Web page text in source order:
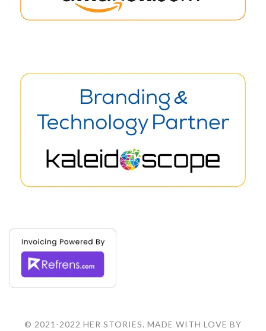
© 2021-2022 HER STORIES. MADE WITH LOVE BY